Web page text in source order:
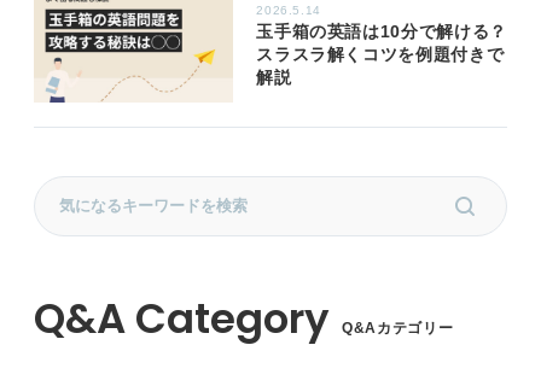
2026.5.14
玉手箱の英語は10分で解ける？
スラスラ解くコツを例題付きで
解説
Q&Aカテゴリー